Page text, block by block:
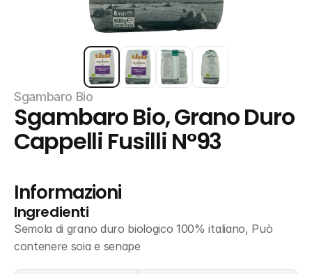
Sgambaro Bio
Sgambaro Bio, Grano Duro
Cappelli Fusilli N°93
Informazioni
Ingredienti
Semola di grano duro biologico 100% italiano, Può
contenere soia e senape